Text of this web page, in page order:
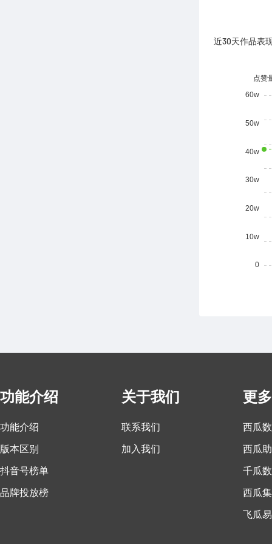
近30天作品表
功能介绍
功能介绍
版本区别
抖音号榜单
品牌投放榜
关于我们
联系我们
加入我们
更
西瓜
西瓜
千瓜
西瓜集
飞瓜